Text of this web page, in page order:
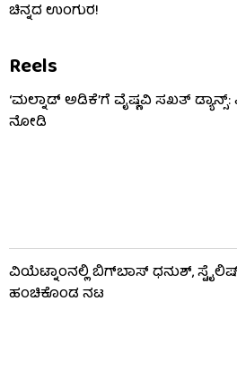
ಚಿನ್ನದ ಉಂಗುರ!
Reels
‘ಮಲ್ನಾಡ್ ಅಡಿಕೆ’ಗೆ ವೈಷ್ಣವಿ ಸಖತ್
ನೋಡಿ
ವಿಯೆಟ್ನಾಂನಲ್ಲಿ ಬಿಗ್​​ಬಾಸ್ ಧನುಶ್,
ಹಂಚಿಕೊಂಡ ನಟ